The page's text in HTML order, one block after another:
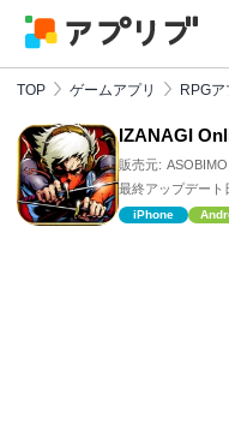
TOP ゲームアプリ RPGア
IZANAGI
販売元:
最終アップデート
iPhone